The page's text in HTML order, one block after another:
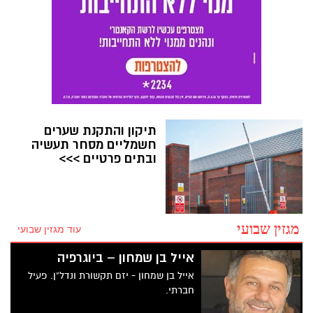
למרכז השולחן.
תיקון והתקנת שערים
חשמליים מסחר תעשיה
ובתים פרטיים >>>
מגזין שבועי עוד מגזין שבועי
אייל בן שמחון – ביוגרפיה
אייל בן שמחון - יזם תקשורת ונדל"ן. פעיל
חברתי.